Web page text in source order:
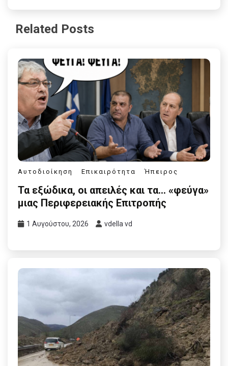
Related Posts
Αυτοδιοίκηση Επικαιρότητα Ήπειρος
Τα εξώδικα, οι απειλές και τα… «φεύγα»
μιας Περιφερειακής Επιτροπής
1 Αυγούστου, 2026 vdella vd